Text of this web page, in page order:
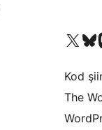
X (eski Twitter)Bluesky
Kod
The